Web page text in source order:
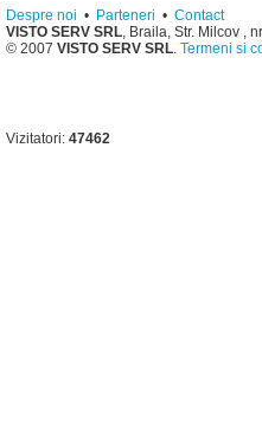
Despre noi • Parteneri • Contact
VISTO SERV SRL, Braila, Str. Milcov ,
© 2007 VISTO SERV SRL. Termeni si
Vizitatori: 47462